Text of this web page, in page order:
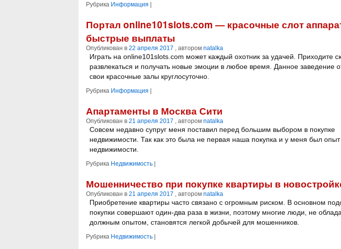
Рубрика Информация |
Портал online101slots.com — красочные слот
быстрые выплаты
Опубликован в 22 апреля 2017 , автором natalka
Играть на online101slots.com может каждый охотник за удачей. Приходите
развлекаться и получать новые эмоции в любое время. Данное заведение
свои красочные залы круглосуточно.
Рубрика Информация |
Апартаменты в Москва Сити
Опубликован в 21 апреля 2017 , автором natalka
Совсем недавно супруг меня поставил перед большим выбором в покупке
недвижимости. Так как это была не первая наша покупка и у меня был
недвижимости.
Рубрика Недвижимость |
Мошенничество при покупке квартиры в
Опубликован в 21 апреля 2017 , автором natalka
Приобретение квартиры часто связано с огромным риском. В основном
покупки совершают один-два раза в жизни, поэтому многие люди, не
должным опытом, становятся легкой добычей для мошенников.
Рубрика Недвижимость |